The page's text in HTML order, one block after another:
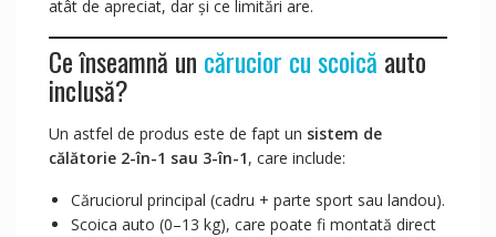
atât de apreciat, dar și ce limitări are.
Ce înseamnă un cărucior cu scoică auto
inclusă?
Un astfel de produs este de fapt un sistem de
călătorie 2-în-1 sau 3-în-1, care include:
Căruciorul principal (cadru + parte sport sau landou).
Scoica auto (0–13 kg), care poate fi montată direct